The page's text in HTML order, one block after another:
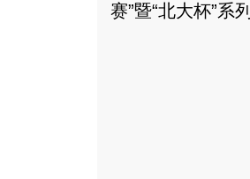
赛”暨“北大杯”系